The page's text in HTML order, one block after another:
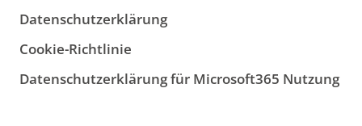
Datenschutzerklärung
Cookie-Richtlinie
Datenschutzerklärung für Microsoft365 Nutzung